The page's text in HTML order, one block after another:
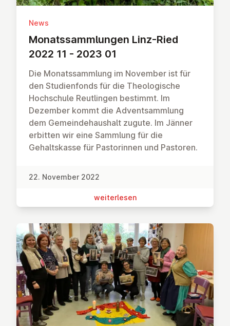
News
Mo­nats­samm­lun­gen Linz-Ried
2022 11 - 2023 01
Die Monatssammlung im November ist für
den Studienfonds für die Theologische
Hochschule Reutlingen bestimmt. Im
Dezember kommt die Adventsammlung
dem Gemeindehaushalt zugute. Im Jänner
erbitten wir eine Sammlung für die
Gehaltskasse für Pastorinnen und Pastoren.
22. November 2022
wei­ter­le­sen